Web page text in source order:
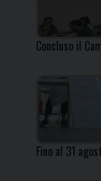
Concluso il
Fino al 31